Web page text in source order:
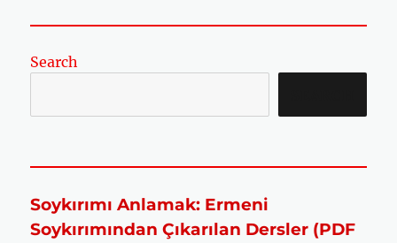
Search
Soykırımı Anlamak: Ermeni
Soykırımından Çıkarılan Dersler (PDF